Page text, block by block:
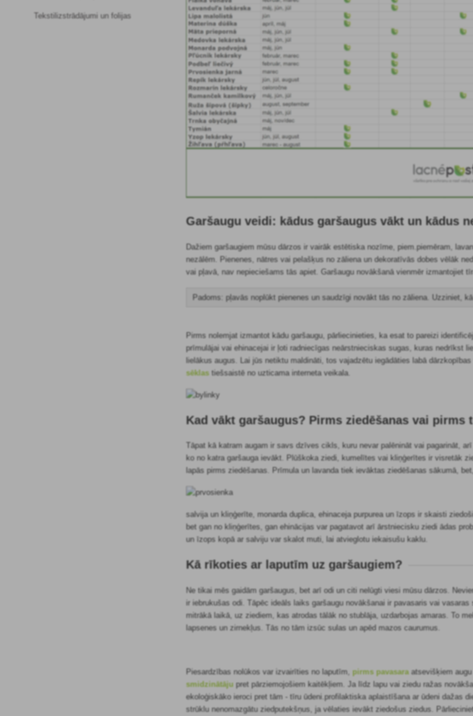
Tekstilizstrādājumi un folijas
Garšaugu veidi: kādus garšaugus vākt un kādus
Dažiem garšaugiem mūsu dārzos ir vairāk estētiska nozīme, piem.piemēram,
nezālēm. Pienenes, nātres vai pelašķus no zāliena un dekoratīvās dobes vēlāk
vai pļavā, nav nepieciešams tās apiet. Garšaugu novākšanā vienmēr izmantojiet
Padoms: pļavās noplūkt pienenes un saudzīgi novākt tās no zāliena. Uzziniet,
Pirms nolemjat izmantot kādu garšaugu, pārliecinieties, ka esat to pareizi
prīmulājai vai ehinacejai ir ļoti radniecīgas neārstnieciskas sugas, kuras
lielākus augus. Lai jūs netiktu maldināti, tos vajadzētu iegādāties labā
sēklas tiešsaistē no uzticama interneta veikala.
Kad vākt garšaugus? Pirms ziedēšanas vai
Tāpat kā katram augam ir savs dzīves cikls, kuru nevar palēnināt vai pagarināt,
ko no katra garšauga ievākt. Plūškoka ziedi, kumelītes vai kliņģerītes ir visretāk
lapās pirms ziedēšanas. Prīmula un lavanda tiek ievāktas ziedēšanas sākumā,
salvija un kliņģerīte, monarda duplica, ehinaceja purpurea un īzops ir skaisti
bet gan no kliņģerītes, gan ehinācijas var pagatavot arī ārstniecisku ziedi ādas
un īzops kopā ar salviju var skalot muti, lai atvieglotu iekaisušu kaklu.
Kā rīkoties ar laputīm uz garšaugiem?
Ne tikai mēs gaidām garšaugus, bet arī odi un citi nelūgti viesi mūsu dārzos.
ir iebrukušas odi. Tāpēc ideāls laiks garšaugu novākšanai ir pavasaris vai
mitrākā laikā, uz ziediem, kas atrodas tālāk no stublāja, uzdarbojas amaras. To
lapsenes un zirnekļus. Tās no tām izsūc sulas un apēd mazos caurumus.
Piesardzības nolūkos var izvairīties no laputīm,pirms pavasaraatsevišķiem
smidzinātāju pret pārziemojošiem kaitēkļiem. Jalīdz lapu vai ziedu ražas
ekoloģiskāko ieroci pret tām - tīru ūdeni.profilaktiska aplaistīšana ar ūdeni dažas
strūklu nenomazgātu ziedputekšņus, ja vēlaties ievākt ziedošus ziedus.